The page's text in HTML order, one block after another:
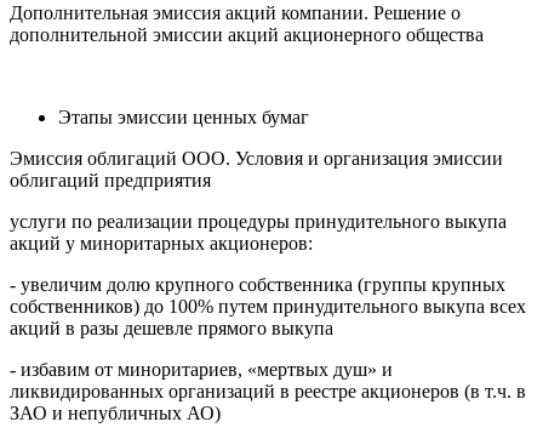
Дополнительная эмиссия акций компании. Решение о
дополнительной эмиссии акций акционерного общества
Этапы эмиссии ценных бумаг
Эмиссия облигаций ООО. Условия и организация эмиссии
облигаций предприятия
услуги по реализации процедуры принудительного выкупа
акций у миноритарных акционеров:
- увеличим долю крупного собственника (группы крупных
собственников) до 100% путем принудительного выкупа всех
акций в разы дешевле прямого выкупа
- избавим от миноритариев, «мертвых душ» и
ликвидированных организаций в реестре акционеров (в т.ч. в
ЗАО и непубличных АО)